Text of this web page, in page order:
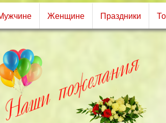
Женщине Праздники